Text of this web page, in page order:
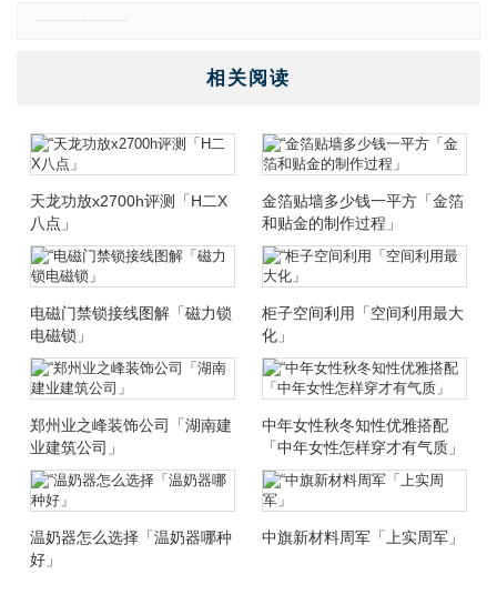
相关阅读
天龙功放x2700h评测「H二X
八点」
金箔贴墙多少钱一平方「金箔
和贴金的制作过程」
电磁门禁锁接线图解「磁力锁
电磁锁」
柜子空间利用「空间利用最大
化」
郑州业之峰装饰公司「湖南建
业建筑公司」
中年女性秋冬知性优雅搭配
「中年女性怎样穿才有气质」
温奶器怎么选择「温奶器哪种
好」
中旗新材料周军「上实周军」